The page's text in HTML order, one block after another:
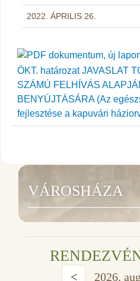
2022. ÁPRILIS 26.
ÖKT. határozat JAVASLAT
SZÁMÚ FELHÍVÁS
BENYÚJTÁSÁRA (Az
fejlesztése a kapuvári
VÁROSHÁZA
< 2026.